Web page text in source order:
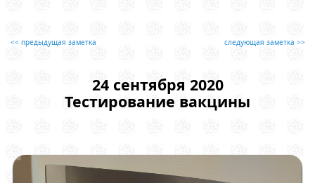
<< предыдущая заметка следующая заметка >>
24 сентября 2020
Тестирование вакцины